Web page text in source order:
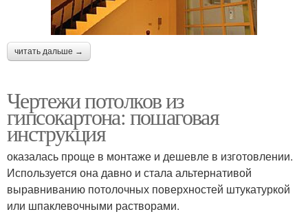
читать дальше →
Чертежи потолков из
гипсокартона: пошаговая
инструкция
оказалась проще в монтаже и дешевле в изготовлении.
Используется она давно и стала альтернативой
выравниванию потолочных поверхностей штукатуркой
или шпаклевочными растворами.